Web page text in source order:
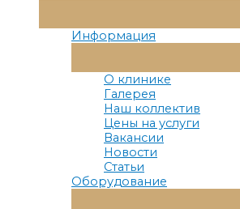
Меню
Информация
Меню
О клинике
Галерея
Наш коллектив
Цены на услуги
Вакансии
Новости
Статьи
Оборудование